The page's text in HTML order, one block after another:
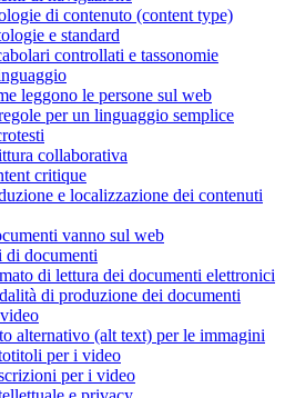
di contenuto (content type)
e standard
controllati e tassonomie
leggono le persone sul web
per un linguaggio semplice
collaborativa
critique
e localizzazione dei contenuti
vanno sul web
di documenti
di lettura dei documenti elettronici
di produzione dei documenti
alternativo (alt text) per le immagini
per i video
per i video